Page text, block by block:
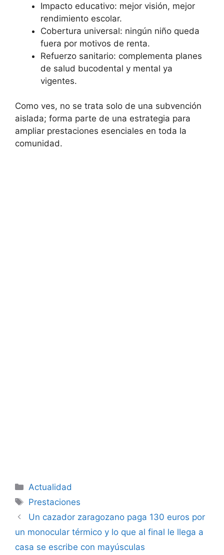
Impacto educativo: mejor visión, mejor
rendimiento escolar.
Cobertura universal: ningún niño queda
fuera por motivos de renta.
Refuerzo sanitario: complementa planes
de salud bucodental y mental ya
vigentes.
Como ves, no se trata solo de una subvención
aislada; forma parte de una estrategia para
ampliar prestaciones esenciales en toda la
comunidad.
Categorías
Actualidad
Etiquetas
Prestaciones
Un cazador zaragozano paga 130 euros por
un monocular térmico y lo que al final le llega a
casa se escribe con mayúsculas